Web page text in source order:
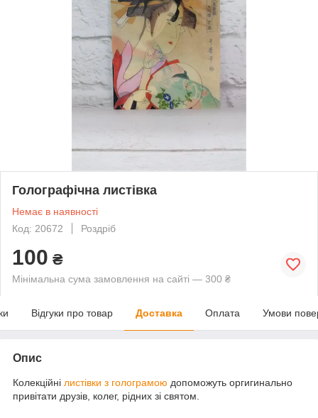
Голографічна листівка
Немає в наявності
Код: 20672
Роздріб
100 ₴
Мінімальна сума замовлення на сайті — 300 ₴
Відгуки про товар Доставка Оплата Умови
Опис
Колекційні листівки з голограмою допоможуть оргигинально
привітати друзів, колег, рідних зі святом.